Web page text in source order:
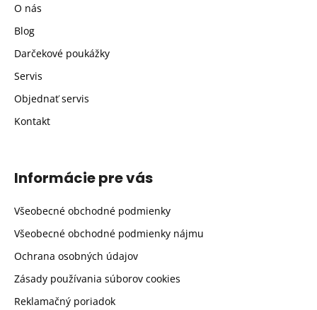
O nás
Blog
Darčekové poukážky
Servis
Objednať servis
Kontakt
Informácie pre vás
Všeobecné obchodné podmienky
Všeobecné obchodné podmienky nájmu
Ochrana osobných údajov
Zásady používania súborov cookies
Reklamačný poriadok